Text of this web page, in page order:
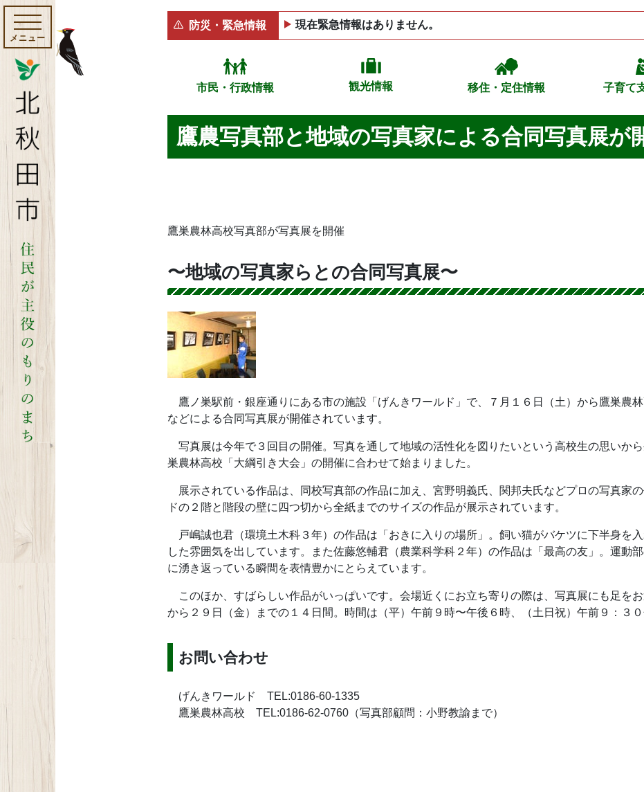
メニュー
防災・緊急情報 現在緊急情報はありません。
市民・行政情報 観光情報 移住・定住情報 子育て
鷹農写真部と地域の写真家による合同写真展が
鷹巣農林高校写真部が写真展を開催
〜地域の写真家らとの合同写真展〜
鷹ノ巣駅前・銀座通りにある市の施設「げんきワールド」で、７月１６日（土）から鷹巣農
などによる合同写真展が開催されています。
写真展は今年で３回目の開催。写真を通して地域の活性化を図りたいという高校生の思いか
巣農林高校「大綱引き大会」の開催に合わせて始まりました。
展示されている作品は、同校写真部の作品に加え、宮野明義氏、関邦夫氏などプロの写真家
ドの２階と階段の壁に四つ切から全紙までのサイズの作品が展示されています。
戸嶋誠也君（環境土木科３年）の作品は「おきに入りの場所」。飼い猫がバケツに下半身を
した雰囲気を出しています。また佐藤悠輔君（農業科学科２年）の作品は「最高の友」。運動
に湧き返っている瞬間を表情豊かにとらえています。
このほか、すばらしい作品がいっぱいです。会場近くにお立ち寄りの際は、写真展にも足を
から２９日（金）までの１４日間。時間は（平）午前９時〜午後６時、（土日祝）午前９：３０
お問い合わせ
げんきワールド TEL:0186-60-1335
鷹巣農林高校 TEL:0186-62-0760（写真部顧問：小野教諭まで）